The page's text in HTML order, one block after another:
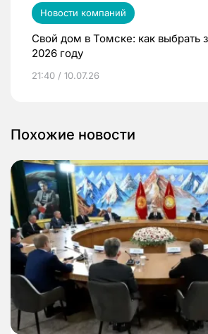
Новости компаний
Свой дом в Томске: как выбрать
2026 году
21:40 / 10.07.26
Похожие новости